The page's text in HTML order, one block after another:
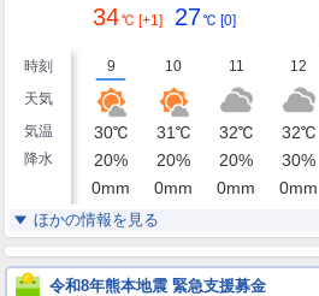
34℃ [+1] 27℃ [0]
時刻 9 10 11 12
天気
気温
30℃ 31℃ 32℃ 32℃
降水 20% 20% 20% 30%
0mm 0mm 0mm 0mm
湿度 74 %
風
北
7m/s
北
6m/s
北
6m/s
北
7m/s
ほかの情報を見る
令和8年熊本地震 緊急支援募金